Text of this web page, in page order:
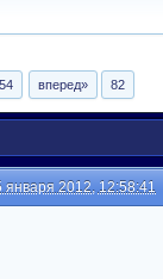
54 вперед» 82
января 2012, 12:58:41